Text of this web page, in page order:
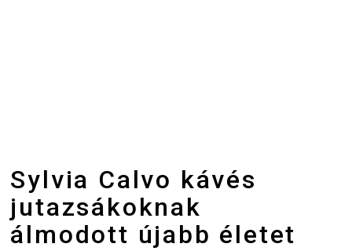
Sylvia Calvo kávés
jutazsákoknak
álmodott újabb életet